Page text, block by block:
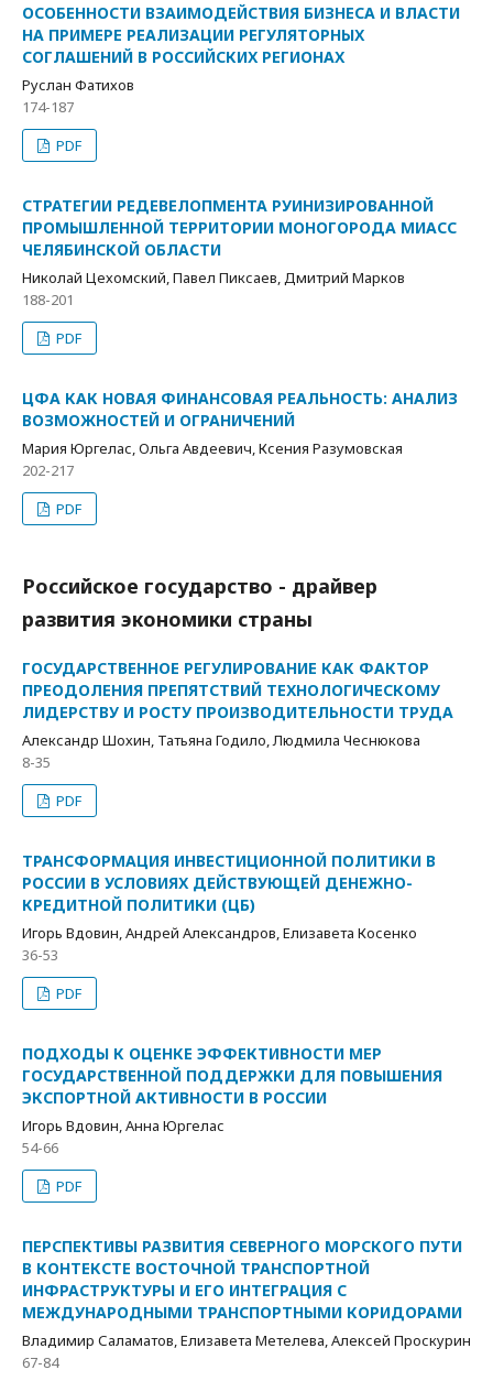
ОСОБЕННОСТИ ВЗАИМОДЕЙСТВИЯ БИЗНЕСА И ВЛАСТИ
НА ПРИМЕРЕ РЕАЛИЗАЦИИ РЕГУЛЯТОРНЫХ
СОГЛАШЕНИЙ В РОССИЙСКИХ РЕГИОНАХ
Руслан Фатихов
174-187
PDF
СТРАТЕГИИ РЕДЕВЕЛОПМЕНТА РУИНИЗИРОВАННОЙ
ПРОМЫШЛЕННОЙ ТЕРРИТОРИИ МОНОГОРОДА МИАСС
ЧЕЛЯБИНСКОЙ ОБЛАСТИ
Николай Цехомский, Павел Пиксаев, Дмитрий Марков
188-201
PDF
ЦФА КАК НОВАЯ ФИНАНСОВАЯ РЕАЛЬНОСТЬ: АНАЛИЗ
ВОЗМОЖНОСТЕЙ И ОГРАНИЧЕНИЙ
Мария Юргелас, Ольга Авдеевич, Ксения Разумовская
202-217
PDF
Российское государство - драйвер
развития экономики страны
ГОСУДАРСТВЕННОЕ РЕГУЛИРОВАНИЕ КАК ФАКТОР
ПРЕОДОЛЕНИЯ ПРЕПЯТСТВИЙ ТЕХНОЛОГИЧЕСКОМУ
ЛИДЕРСТВУ И РОСТУ ПРОИЗВОДИТЕЛЬНОСТИ ТРУДА
Александр Шохин, Татьяна Годило, Людмила Чеснюкова
8-35
PDF
ТРАНСФОРМАЦИЯ ИНВЕСТИЦИОННОЙ ПОЛИТИКИ В
РОССИИ В УСЛОВИЯХ ДЕЙСТВУЮЩЕЙ ДЕНЕЖНО-
КРЕДИТНОЙ ПОЛИТИКИ (ЦБ)
Игорь Вдовин, Андрей Александров, Елизавета Косенко
36-53
PDF
ПОДХОДЫ К ОЦЕНКЕ ЭФФЕКТИВНОСТИ МЕР
ГОСУДАРСТВЕННОЙ ПОДДЕРЖКИ ДЛЯ ПОВЫШЕНИЯ
ЭКСПОРТНОЙ АКТИВНОСТИ В РОССИИ
Игорь Вдовин, Анна Юргелас
54-66
PDF
ПЕРСПЕКТИВЫ РАЗВИТИЯ СЕВЕРНОГО МОРСКОГО ПУТИ
В КОНТЕКСТЕ ВОСТОЧНОЙ ТРАНСПОРТНОЙ
ИНФРАСТРУКТУРЫ И ЕГО ИНТЕГРАЦИЯ С
МЕЖДУНАРОДНЫМИ ТРАНСПОРТНЫМИ КОРИДОРАМИ
Владимир Саламатов, Елизавета Метелева, Алексей Проскурин
67-84